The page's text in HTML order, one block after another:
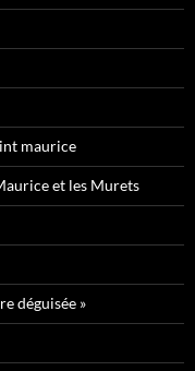
maurice
et les Murets
déguisée »